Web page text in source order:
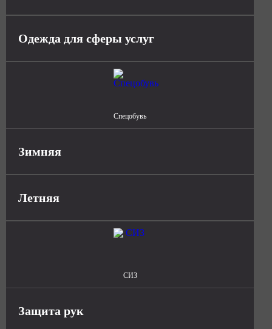
Одежда для сферы услуг
Спецобувь
Зимняя
Летняя
СИЗ
Защита рук